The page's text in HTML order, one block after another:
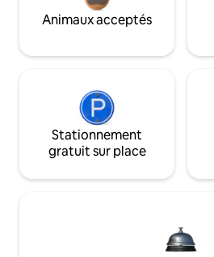
Animaux acceptés
Stationnement
gratuit sur place